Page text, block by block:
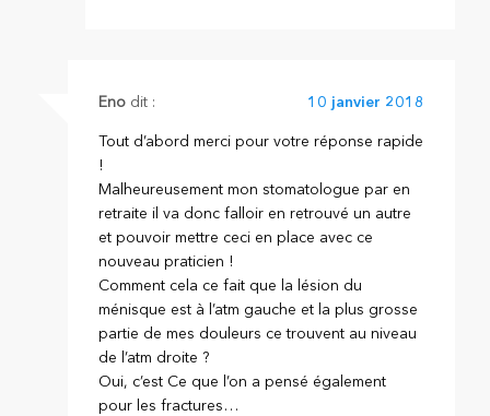
Eno dit : 10 janvier 2018
Tout d’abord merci pour votre réponse rapide
!
Malheureusement mon stomatologue par en
retraite il va donc falloir en retrouvé un autre
et pouvoir mettre ceci en place avec ce
nouveau praticien !
Comment cela ce fait que la lésion du
ménisque est à l’atm gauche et la plus grosse
partie de mes douleurs ce trouvent au niveau
de l’atm droite ?
Oui, c’est Ce que l’on a pensé également
pour les fractures…